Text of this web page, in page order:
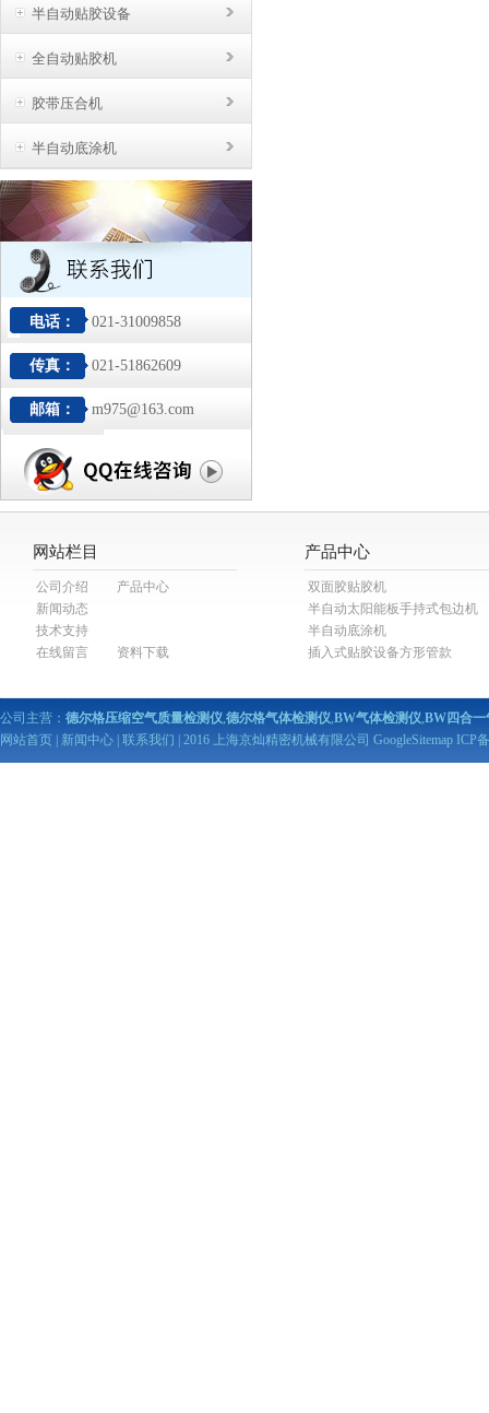
半自动贴胶设备
全自动贴胶机
胶带压合机
半自动底涂机
电话： 021-31009858
传真： 021-51862609
邮箱： m975@163.com
网站栏目
公司介绍
产品中心
新闻动态
技术支持
在线留言
资料下载
产品中心
双面胶贴胶机
半自动太阳能板手持式包边机
半自动底涂机
插入式贴胶设备方形管款
公司主营： 德尔格压缩空气质量检测仪,德尔格气体检测仪,BW气体检测仪,BW四合一
网站首页
新闻中心 联系我们 | 2016 上海京灿精密机械有限公司 GoogleSitemap ICP